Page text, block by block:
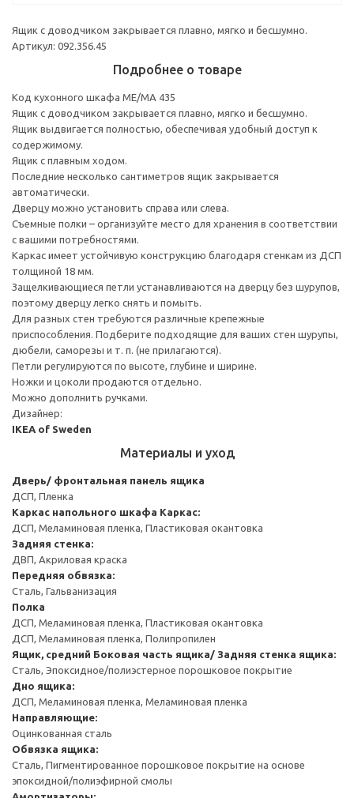
Ящик с доводчиком закрывается плавно, мягко и бесшумно.
Артикул: 092.356.45
Подробнее о товаре
Код кухонного шкафа ME/MA 435
Ящик с доводчиком закрывается плавно, мягко и бесшумно.
Ящик выдвигается полностью, обеспечивая удобный доступ к
содержимому.
Ящик с плавным ходом.
Последние несколько сантиметров ящик закрывается
автоматически.
Дверцу можно установить справа или слева.
Съемные полки – организуйте место для хранения в соответствии
с вашими потребностями.
Каркас имеет устойчивую конструкцию благодаря стенкам из ДСП
толщиной 18 мм.
Защелкивающиеся петли устанавливаются на дверцу без шурупов,
поэтому дверцу легко снять и помыть.
Для разных стен требуются различные крепежные
приспособления. Подберите подходящие для ваших стен шурупы,
дюбели, саморезы и т. п. (не прилагаются).
Петли регулируются по высоте, глубине и ширине.
Ножки и цоколи продаются отдельно.
Можно дополнить ручками.
Дизайнер:
IKEA of Sweden
Материалы и уход
Дверь/ фронтальная панель ящика
ДСП, Пленка
Каркас напольного шкафа Каркас:
ДСП, Меламиновая пленка, Пластиковая окантовка
Задняя стенка:
ДВП, Акриловая краска
Передняя обвязка:
Сталь, Гальванизация
Полка
ДСП, Меламиновая пленка, Пластиковая окантовка
ДСП, Меламиновая пленка, Полипропилен
Ящик, средний Боковая часть ящика/ Задняя стенка ящика:
Сталь, Эпоксидное/полиэстерное порошковое покрытие
Дно ящика:
ДСП, Меламиновая пленка, Меламиновая пленка
Направляющие:
Оцинкованная сталь
Обвязка ящика:
Сталь, Пигментированное порошковое покрытие на основе
эпоксидной/полиэфирной смолы